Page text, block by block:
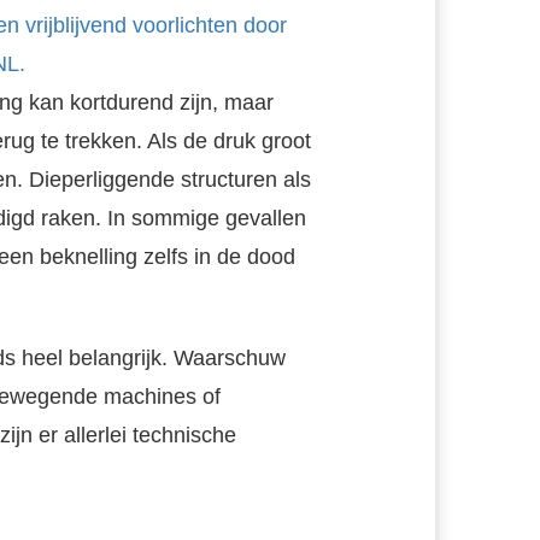
vrijblijvend voorlichten door
kan kortdurend zijn, maar
te trekken. Als de druk groot
Dieperliggende structuren als
raken. In sommige gevallen
beknelling zelfs in de dood
heel belangrijk. Waarschuw
machines of
er allerlei technische